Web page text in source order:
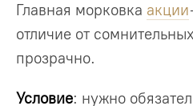
Главная морковка акции
отличие от
прозрачно.
Условие: нужно